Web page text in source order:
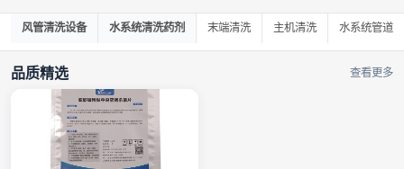
风管清洗设备 水系统清洗药剂 末端清洗 主机清洗 水系统管道
品质精选 查看更多